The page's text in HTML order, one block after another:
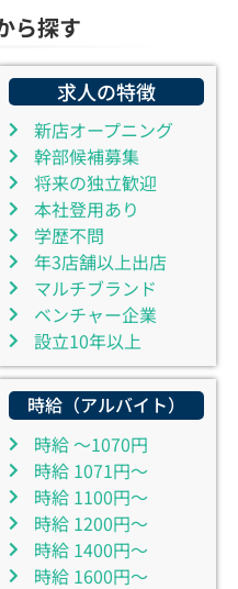
ら探す
求人の特徴
新店オープニング
幹部候補募集
将来の独立歓迎
本社登用あり
学歴不問
年3店舗以上出店
マルチブランド
ベンチャー企業
設立10年以上
時給（アルバイト）
時給 ～1070円
時給 1071円～
時給 1100円～
時給 1200円～
時給 1400円～
時給 1600円～